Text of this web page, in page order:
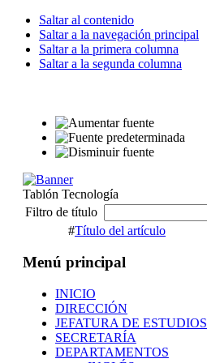
Saltar al contenido
Saltar a la navegación principal
Saltar a la primera columna
Saltar a la segunda columna
Tablón Tecnología
Filtro de título
#Título del artículo
Menú principal
INICIO
DIRECCIÓN
JEFATURA DE ESTUDIOS
SECRETARÍA
DEPARTAMENTOS